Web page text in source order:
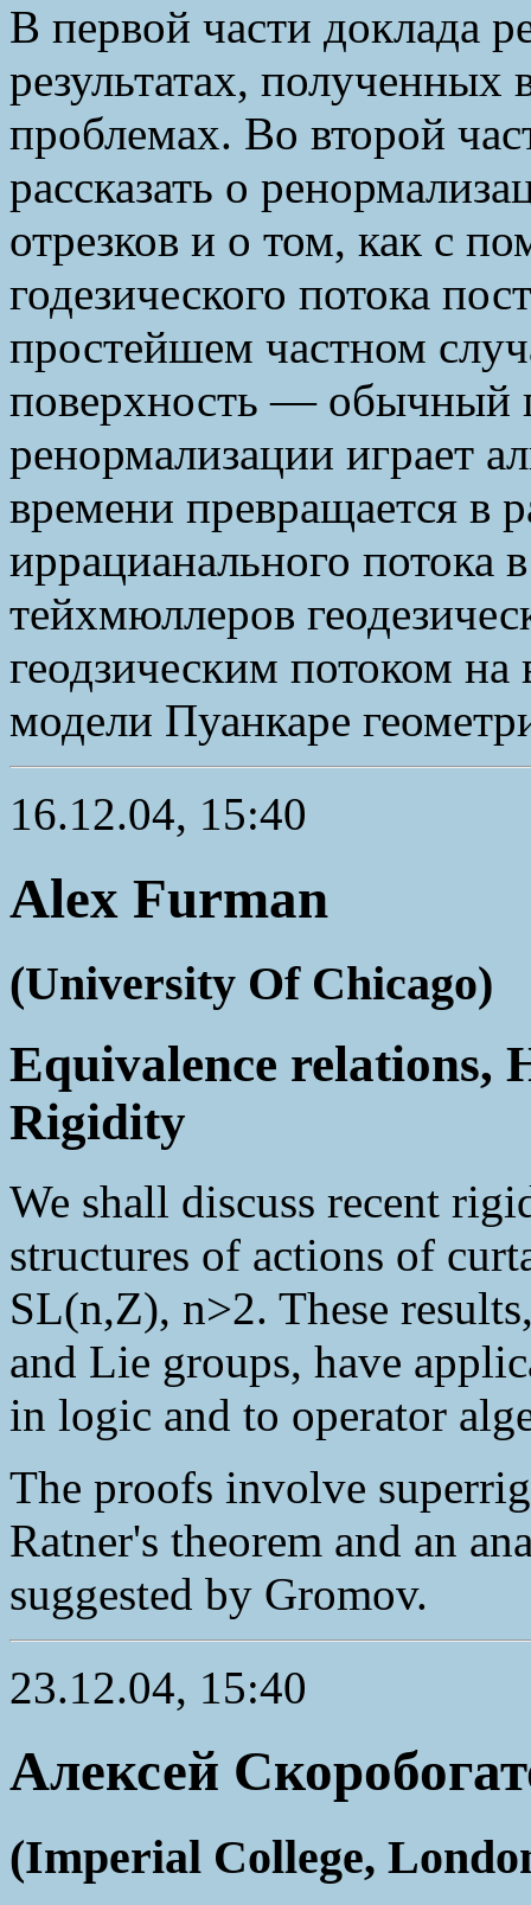
В первой части доклада
результатах,
проблемах. Во второй
рассказать о
отрезков и о том, как с
годезического потока
простейшем частном
поверхность — обычный
ренормализации играет
времени превращается в
иррацианального потока
тейхмюллеров
геодзическим потоком
модели Пуанкаре
16.12.04, 15:40
Alex Furman
(University Of Chicago)
Equivalence relations,
Rigidity
We shall discuss recent
structures of actions of
SL(n,Z), n>2. These
and Lie groups, have
in logic and to operator
The proofs involve
Ratner's theorem and an
suggested by Gromov.
23.12.04, 15:40
Алексей
(Imperial College,